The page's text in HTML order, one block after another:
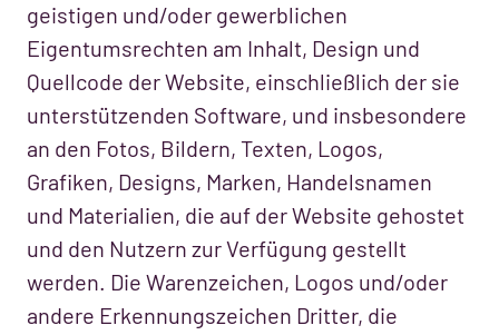
geistigen und/oder gewerblichen
Eigentumsrechten am Inhalt, Design und
Quellcode der Website, einschließlich der sie
unterstützenden Software, und insbesondere
an den Fotos, Bildern, Texten, Logos,
Grafiken, Designs, Marken, Handelsnamen
und Materialien, die auf der Website gehostet
und den Nutzern zur Verfügung gestellt
werden. Die Warenzeichen, Logos und/oder
andere Erkennungszeichen Dritter, die